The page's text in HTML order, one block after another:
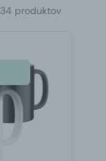
34 produktov